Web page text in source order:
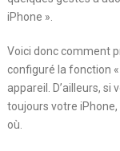
iPhone ».
Voici donc comment
configuré la fonction
appareil. D’ailleurs, si
toujours votre
où.